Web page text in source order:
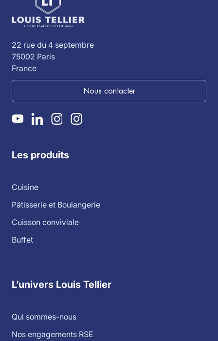
22 rue du 4 septembre
75002 Paris
France
Nous contacter
Les produits
Cuisine
Pâtisserie et Boulangerie
Cuisson conviviale
Buffet
L’univers Louis Tellier
Qui sommes-nous
Nos engagements RSE